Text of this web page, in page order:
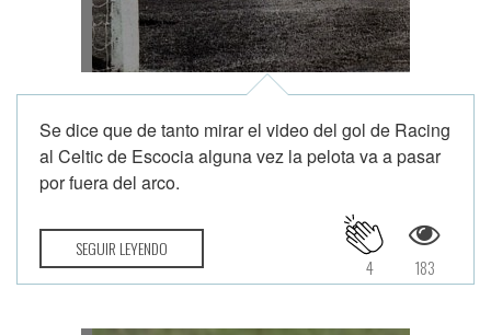
Se dice que de tanto mirar el video del gol de Racing
al Celtic de Escocia alguna vez la pelota va a pasar
por fuera del arco.
SEGUIR LEYENDO
183
4